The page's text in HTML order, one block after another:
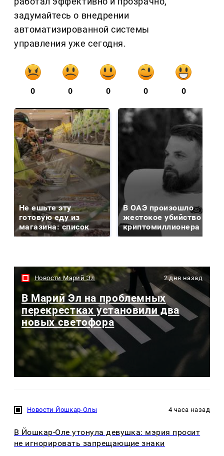
задумайтесь о внедрении
автоматизированной системы
управления уже сегодня.
0 0 0 0 0
Не ешьте эту
готовую еду из
магазина: список
В ОАЭ произошло
жестокое убийство
криптомиллионера
Новости Марий Эл 2 дня назад
В Марий Эл на проблемных
перекрестках установили два
новых светофора
Новости Йошкар-Олы 4 часа назад
В Йошкар-Оле утонула девушка: мэрия просит
не игнорировать запрещающие знаки